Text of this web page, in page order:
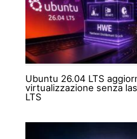
Ubuntu 26.04 LTS
virtualizzazione senza
LTS